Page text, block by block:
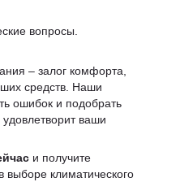
вопросы.
– залог комфорта,
средств. Наши
ошибок и подобрать
ваши
и получите
климатического